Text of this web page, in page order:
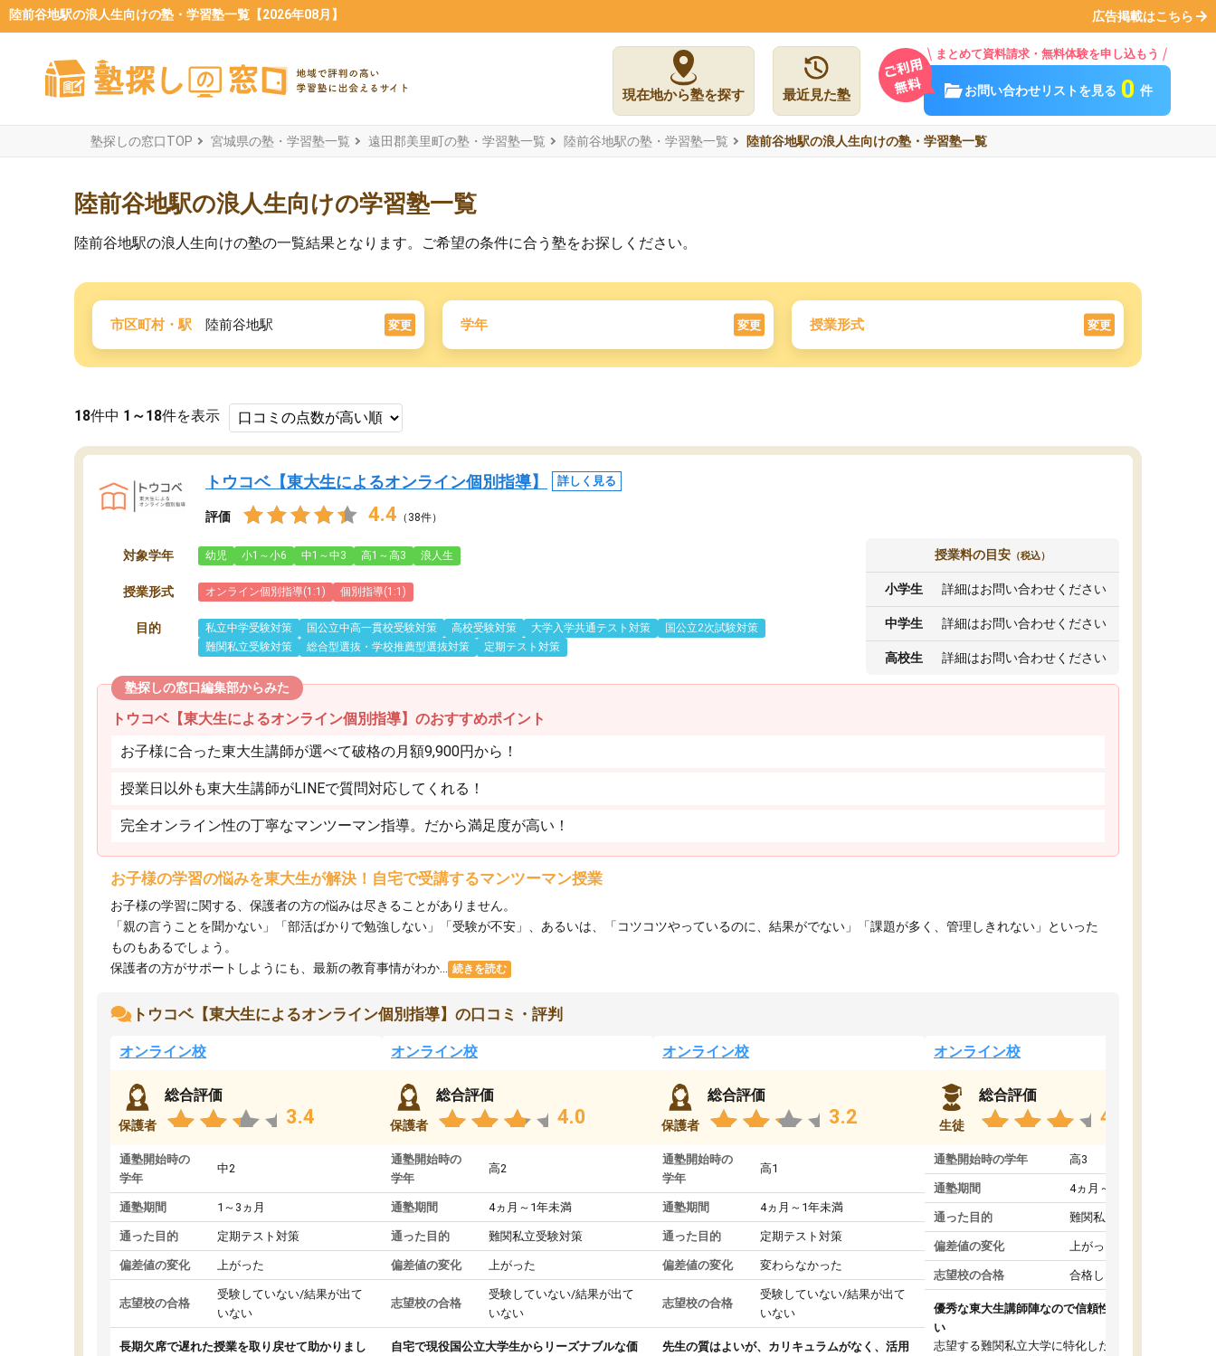
陸前谷地駅の浪人生向けの塾・学習塾一覧【2026年08月】 広告掲載はこちら
現在地から塾を探す 最近見た塾
まとめて資料請求・無料体験を申し込もう
お問い合わせリストを見る 0 件
塾探しの窓口TOP 宮城県の塾・学習塾一覧 遠田郡美里町の塾・学習塾一覧 陸前谷地駅の塾・学習塾一覧 陸前谷地駅の浪人生向けの塾・学習塾一覧
陸前谷地駅の浪人生向けの学習塾一覧
陸前谷地駅の浪人生向けの塾の一覧結果となります。ご希望の条件に合う塾をお探しください。
市区町村・駅 陸前谷地駅 変更 学年 変更 授業形式 変更
18件中 1～18件を表示
トウコベ【東大生によるオンライン個別指導】 詳しく見る
評価 4.4 （38件）
対象学年 幼児 小1～小6 中1～中3 高1～高3 浪人生
授業形式 オンライン個別指導(1:1) 個別指導(1:1)
目的 私立中学受験対策 国公立中高一貫校受験対策 高校受験対策 大学入学共通テスト対策
国公立2次試験対策
難関私立受験対策
総合型選抜・学校推薦型選抜対策 定期テスト対策
授業料の目安 （税込）
小学生 詳細はお問い合わせください
中学生 詳細はお問い合わせください
高校生 詳細はお問い合わせください
塾探しの窓口編集部からみた
トウコベ【東大生によるオンライン個別指導】のおすすめポイント
お子様に合った東大生講師が選べて破格の月額9,900円から！
授業日以外も東大生講師がLINEで質問対応してくれる！
完全オンライン性の丁寧なマンツーマン指導。だから満足度が高い！
お子様の学習の悩みを東大生が解決！自宅で受講するマンツーマン授業
お子様の学習に関する、保護者の方の悩みは尽きることがありません。
「親の言うことを聞かない」「部活ばかりで勉強しない」「受験が不安」、あるいは、「コツコツやっているのに、結果がでない」「課題が多く、管理しきれない」といった
ものもあるでしょう。
保護者の方がサポートしようにも、最新の教育事情がわか...
続きを読む
トウコベ【東大生によるオンライン個別指導】の口コミ・評判
オンライン校
保護者
総合評価
3.4
通塾開始時の
学年
中2
通塾期間 1～3ヵ月
通った目的 定期テスト対策
偏差値の変化 上がった
志望校の合格
受験していない/結果が出て
いない
長期欠席で遅れた授業を取り戻せて助かりまし
オンライン校
保護者
総合評価
4.0
通塾開始時の
学年
高2
通塾期間 4ヵ月～1年未満
通った目的 難関私立受験対策
偏差値の変化 上がった
志望校の合格
受験していない/結果が出て
いない
自宅で現役国公立大学生からリーズナブルな価
オンライン校
保護者
総合評価
3.2
通塾開始時の
学年
高1
通塾期間 4ヵ月～1年未満
通った目的 定期テスト対策
偏差値の変化 変わらなかった
志望校の合格
受験していない/結果が出て
いない
先生の質はよいが、カリキュラムがなく、活用
オンライン校
生徒
総合評価
4.4
通塾開始時の学年 高3
通塾期間 4ヵ月～1年未満
通った目的 難関私立受験対策
偏差値の変化 上がった
志望校の合格 合格した
優秀な東大生講師陣なので信頼性や安心感が高
い
志望する難関私立大学に特化した準備をしたい